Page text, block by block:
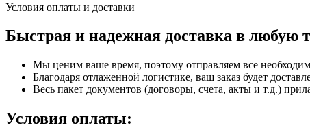
Условия оплаты и доставки
Быстрая и надежная доставка в любую
Мы ценим ваше время, поэтому отправляем все
Благодаря отлаженной логистике, ваш заказ будет
Весь пакет документов (договоры, счета, акты и т.д.)
Условия оплаты: